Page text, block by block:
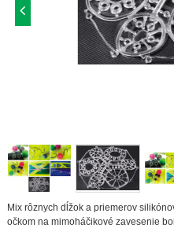
Mix rôznych dĺžok a priemerov
očkom na mimoháčikové zavesenie